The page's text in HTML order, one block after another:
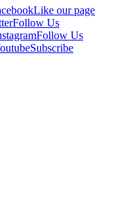
Like our page
Follow Us
Follow Us
Subscribe